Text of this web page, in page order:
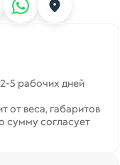
5 рабочих дней
от веса, габаритов
сумму согласует